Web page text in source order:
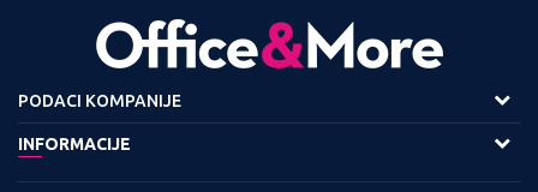
PODACI KOMPANIJE
Adresa :
INFORMACIJE